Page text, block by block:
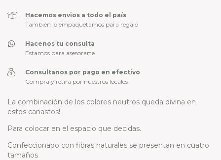
Hacemos envios a todo el país
También lo empaquetamos para regalo
Hacenos tu consulta
Estamos para asesorarte
Consultanos por pago en efectivo
Compra y retirá por nuestros locales
La combinación de los colores neutros queda divina en
estos canastos!
Para colocar en el espacio que decidas.
Confeccionado con fibras naturales se presentan en cuatro
tamaños